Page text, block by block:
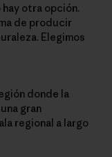
otra opción.
de producir
Elegimos
donde la
gran
regional a largo